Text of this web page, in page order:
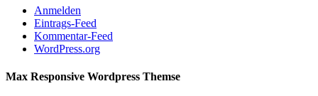
Anmelden
Eintrags-Feed
Kommentar-Feed
WordPress.org
Max Responsive Wordpress Themse